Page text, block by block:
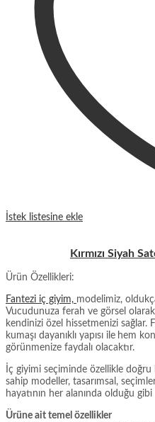
İstek listesine ekle
Kırmızı Siyah
Ürün Özellikleri:
Fantezi iç giyim, modelimiz,
Vucudunuza ferah ve görsel
kendinizi özel hissetmenizi
kumaşı dayanıklı yapısı ile hem
görünmenize faydalı olacaktır.
İç giyimi seçiminde özellikle doğru
sahip modeller, tasarımsal,
hayatının her alanında olduğu
Ürüne ait temel özellikler